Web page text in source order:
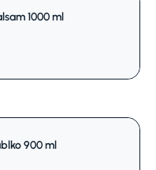
1000 ml
900 ml